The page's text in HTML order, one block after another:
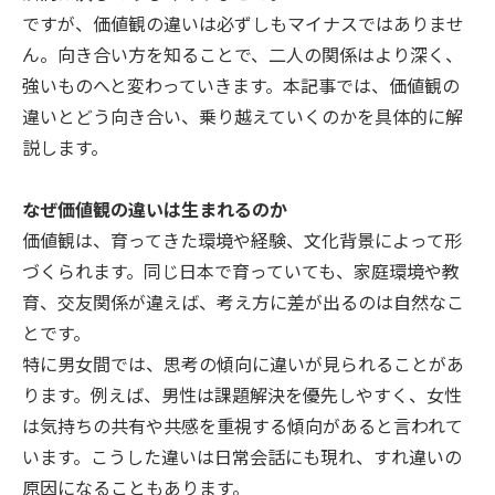
ですが、価値観の違いは必ずしもマイナスではありませ
ん。向き合い方を知ることで、二人の関係はより深く、
強いものへと変わっていきます。本記事では、価値観の
違いとどう向き合い、乗り越えていくのかを具体的に解
説します。
なぜ価値観の違いは生まれるのか
価値観は、育ってきた環境や経験、文化背景によって形
づくられます。同じ日本で育っていても、家庭環境や教
育、交友関係が違えば、考え方に差が出るのは自然なこ
とです。
特に男女間では、思考の傾向に違いが見られることがあ
ります。例えば、男性は課題解決を優先しやすく、女性
は気持ちの共有や共感を重視する傾向があると言われて
います。こうした違いは日常会話にも現れ、すれ違いの
原因になることもあります。